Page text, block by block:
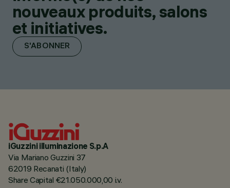
nouveaux produits, salons
et initiatives.
S'ABONNER
iGuzzini illuminazione S.p.A
Via Mariano Guzzini 37
62019 Recanati (Italy)
Share Capital €21.050.000,00 i.v.